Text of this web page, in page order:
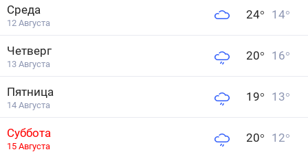
Среда
12 Августа
24° 14°
Четверг
13 Августа
20° 16°
Пятница
14 Августа
19° 13°
Суббота
15 Августа
20° 12°